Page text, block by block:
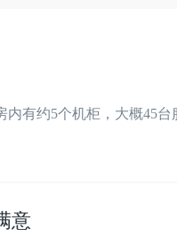
有约5个机柜，大概45
意